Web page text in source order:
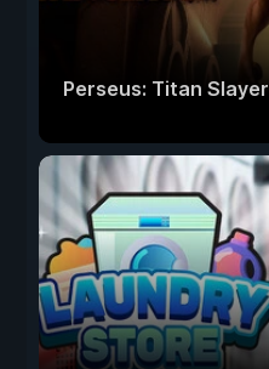
Perseus: Titan Slayer